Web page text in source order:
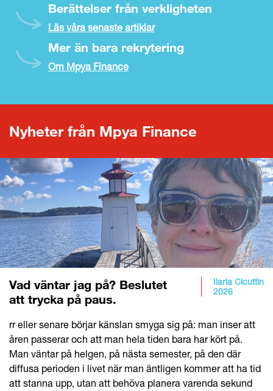
Berättelser från verkligheten
Läs våra senaste artiklar
Mer än bara rekrytering
Om Mpya Finance
Nyheter från Mpya Finance
Ilaria Cicuttin
2026
Vad väntar jag på? Beslutet
att trycka på paus.
rr eller senare börjar känslan smyga sig på: man inser att
åren passerar och att man hela tiden bara har kört på.
Man väntar på helgen, på nästa semester, på den där
diffusa perioden i livet när man äntligen kommer att ha tid
att stanna upp, utan att behöva planera varenda sekund